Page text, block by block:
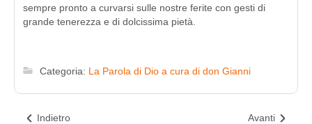
sempre pronto a curvarsi sulle nostre ferite con gesti di
grande tenerezza e di dolcissima pietà.
Categoria: La Parola di Dio a cura di don Gianni
Indietro Avanti